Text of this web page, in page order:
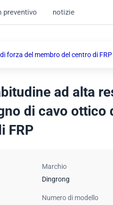
preventivo notizie
forza del membro del centro di FRP
ad alta
di cavo ottico
FRP
Marchio
Dingrong
Numero di modello